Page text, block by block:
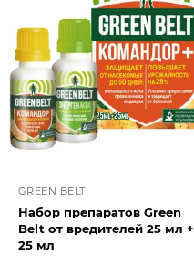
GREEN BELT
Набор препаратов Green
Belt от вредителей 25 мл +
25 мл